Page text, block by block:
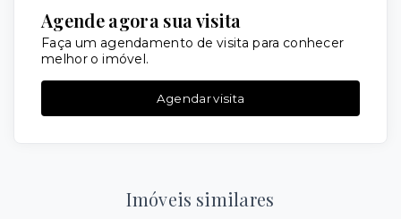
Agende agora sua visita
Faça um agendamento de visita para conhecer
melhor o imóvel.
Agendar visita
Imóveis similares